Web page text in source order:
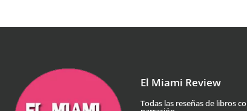
El Miami Review
Todas las reseñas de libros